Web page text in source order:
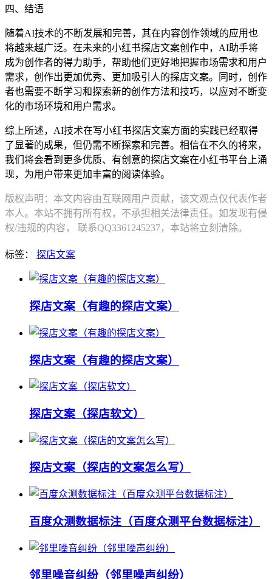
四、结语
随着AI技术的不断发展和完善，其在内容创作领域的应用也
将越来越广泛。在未来的小红书探店文案创作中，AI助手将
成为创作者的得力助手，帮助他们更好地把握市场需求和用户
需求，创作出更加优秀、更加吸引人的探店文案。同时，创作
者也需要不断学习和探索新的创作方法和技巧，以应对不断变
化的市场环境和用户需求。
综上所述，AI技术在写小红书探店文案方面的实践已经取得
了显著的成果，但仍需不断探索和完善。相信在不久的将来，
我们将会看到更多优质、有创意的探店文案在小红书平台上涌
现，为用户带来更加丰富的阅读体验。
版权声明：本文内容由互联网用户贡献，该文观点仅代表作者
本人。本站不拥有所有权，不承担相关法律责任。如发现有侵
权/违规的内容， 联系QQ3361245237，本站将立刻清除。
标签： 探店文案
探店文案（有趣的探店文案）
探店文案（有趣的探店文案）
探店文案（探店软文）
探店文案（探店的文案怎么写）
百度众测数据标注（百度众测平台数据标注）
邻里噪音纠纷（邻里噪声纠纷）